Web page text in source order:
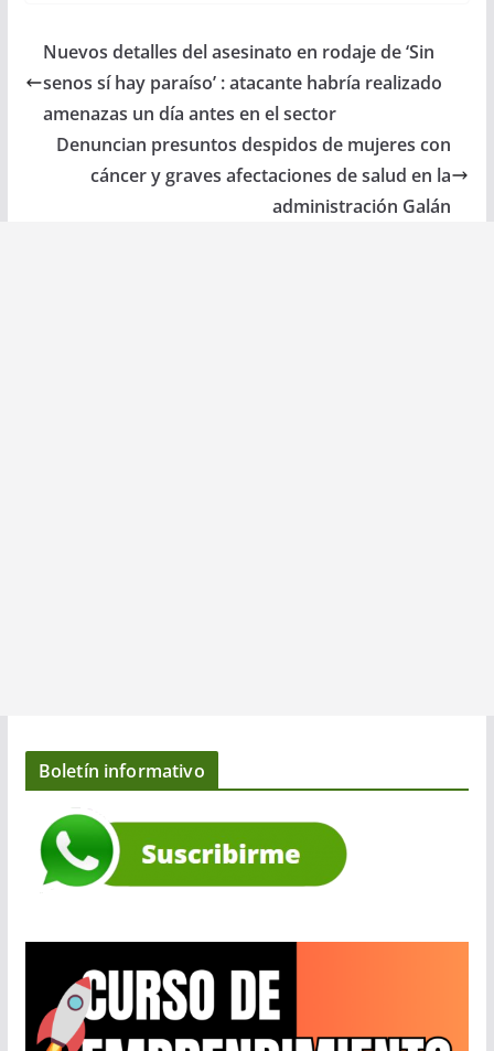
Nuevos detalles del asesinato en rodaje de ‘Sin
senos sí hay paraíso’ : atacante habría realizado
amenazas un día antes en el sector
Denuncian presuntos despidos de mujeres con
cáncer y graves afectaciones de salud en la
administración Galán
Boletín informativo